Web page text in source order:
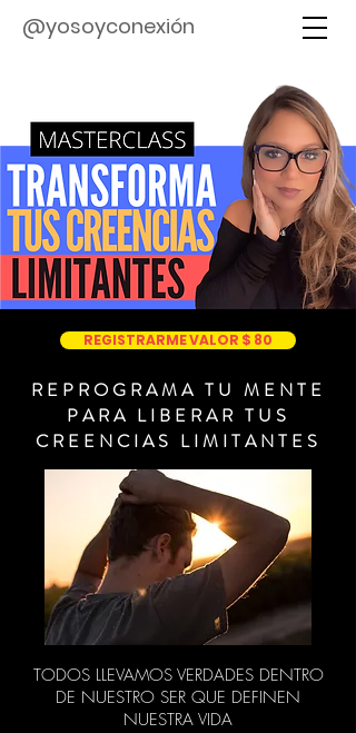
@yosoyconexión
REGISTRARME VALOR $ 80
REPROGRAMA TU MENTE
PARA LIBERAR TUS
CREENCIAS LIMITANTES
TODOS LLEVAMOS VERDADES DENTRO
DE NUESTRO SER QUE DEFINEN
NUESTRA VIDA